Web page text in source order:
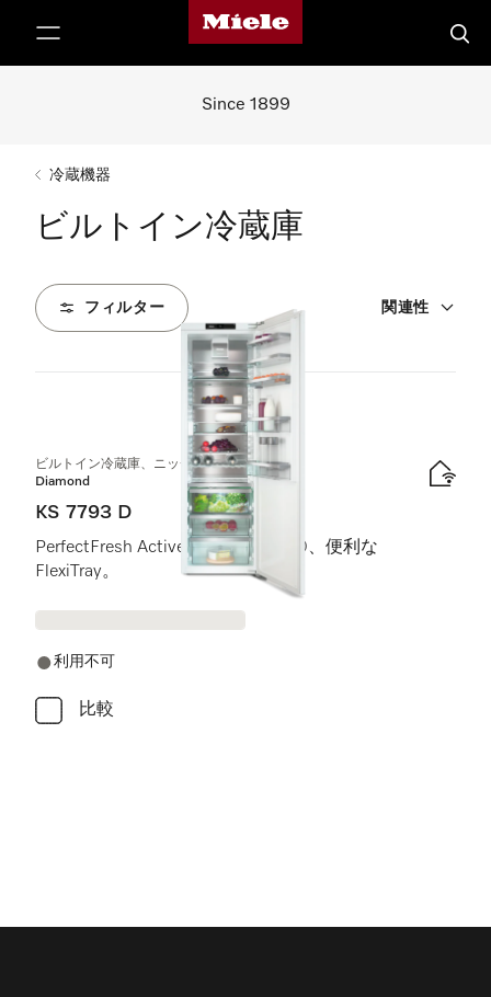
Mieleのホームページ
検索
Since 1899
冷蔵機器
ビルトイン冷蔵庫
フィルター 関連性
1 製品
ビルトイン冷蔵庫、ニッチ高さ178 cm
Diamond
KS 7793 D
PerfectFresh Active、FlexiLight 2.0、便利な
FlexiTray。
利用不可
比較